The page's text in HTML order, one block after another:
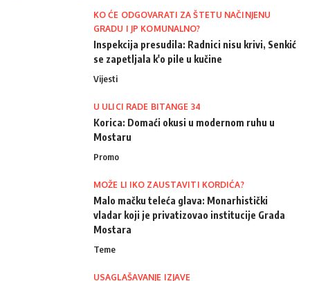
KO ĆE ODGOVARATI ZA ŠTETU NAČINJENU
GRADU I JP KOMUNALNO?
Inspekcija presudila: Radnici nisu krivi, Senkić
se zapetljala k'o pile u kučine
Vijesti
U ULICI RADE BITANGE 34
Korica: Domaći okusi u modernom ruhu u
Mostaru
Promo
MOŽE LI IKO ZAUSTAVITI KORDIĆA?
Malo mačku teleća glava: Monarhistički
vladar koji je privatizovao institucije Grada
Mostara
Teme
USAGLAŠAVANJE IZJAVE